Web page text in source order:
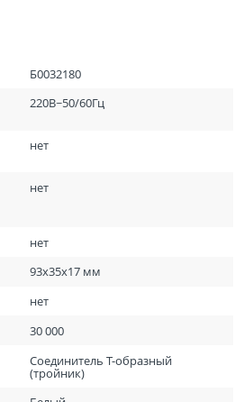
Б0032180
220В~50/60Гц
нет
нет
нет
93х35х17 мм
нет
30 000
Соединитель T-образный
(тройник)